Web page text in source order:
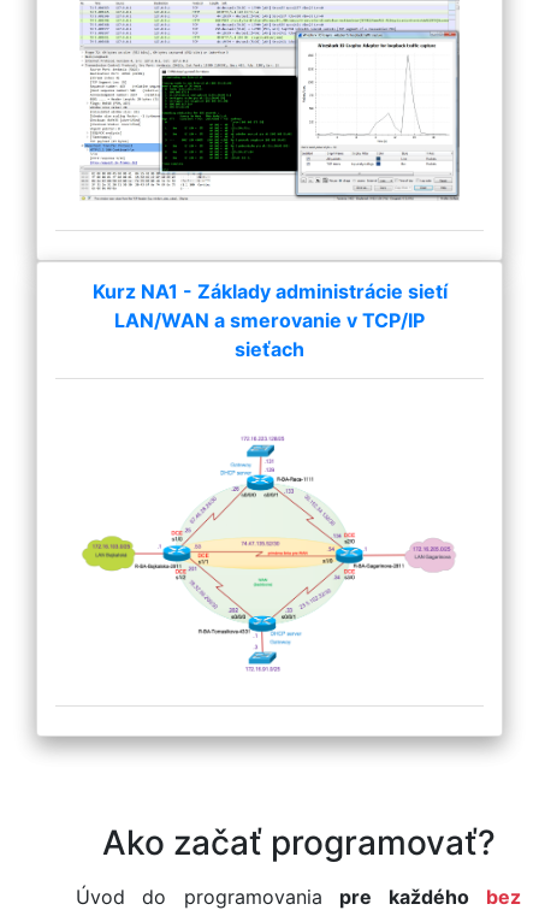
Kurz NA1 - Základy administrácie sietí
LAN/WAN a smerovanie v TCP/IP
sieťach
Ako začať programovať?
Úvod do programovania pre každého
bez